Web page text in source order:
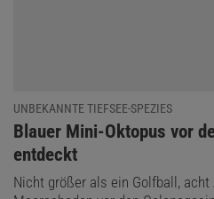
UNBEKANNTE TIEFSEE-SPEZIES
:
Blauer Mini-Oktopus vor
entdeckt
Nicht größer als ein Golfball, acht